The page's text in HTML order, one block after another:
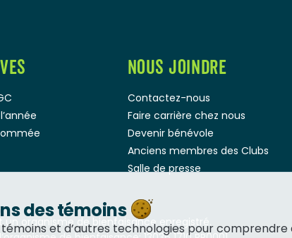
NOUS JOINDRE
Contactez-nous
Faire carrière chez nous
Devenir bénévole
Anciens membres des Clubs
Salle de presse
organisme de bienfaisance enregistré.
des témoins
témoins et d’autres technologies pour